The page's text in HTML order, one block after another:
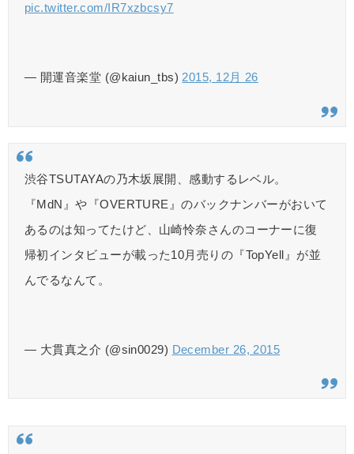
pic.twitter.com/IR7xzbcsy7
— 開運音楽堂 (@kaiun_tbs)2015, 12月 26
渋谷TSUTAYAの乃木坂展開、感動するレベル。
『MdN』や『OVERTURE』のバックナンバーがおいて
あるのは知ってたけど、山崎怜奈さんのコーナーに復
帰初インタビューが載った10月売りの『TopYell』が並
んでるなんて。
— 大貫真之介 (@sin0029) December 26, 2015